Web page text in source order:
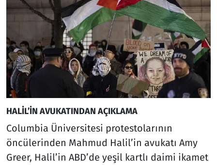
HALİL’İN AVUKATINDAN AÇIKLAMA
Columbia Üniversitesi protestolarının
öncülerinden Mahmud Halil’in avukatı Amy
Greer, Halil’in ABD’de yeşil kartlı daimi ikamet